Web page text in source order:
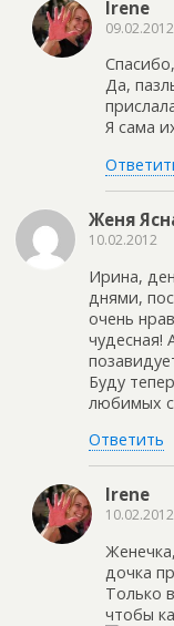
Irene
09.02.2012
Да,
Я сама
Женя
10.02.2012
Ирина,
днями,
очень
чудесная!
Буду
любимых
Ответить
Irene
10.02.2012
дочка
Только
чтобы